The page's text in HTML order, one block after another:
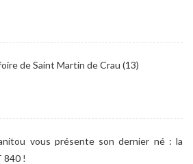
de Saint Martin de Crau (13)
vous présente son dernier né : la
840 !